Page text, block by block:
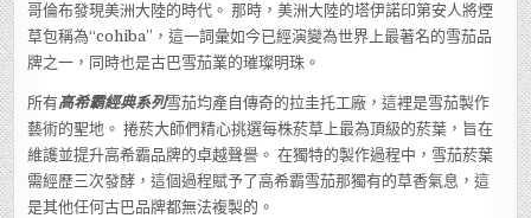
哥倫布發現美洲大陸的時代。 那時，美洲大陸的塔伊諾印第安人將煙
草包稱為“cohiba”，這一詞彙如今已經演變為世界上最著名的雪茄品
牌之一，同時也是古巴雪茄業的璀璨明珠。
所有高希霸經典系列雪茄均產自傳奇的拉圭托工廠，這裡是雪茄製作
藝術的聖地。 捲菸大師們精心挑選每株菸草上最為頂級的菸葉，旨在
維護並提升高希霸品牌的卓越聲譽。 在獨特的製作過程中，雪茄菸葉
需經歷三次發酵，這個過程賦予了高希霸雪茄那獨有的草香氣息，這
是其他任何古巴品牌都無法複製的。